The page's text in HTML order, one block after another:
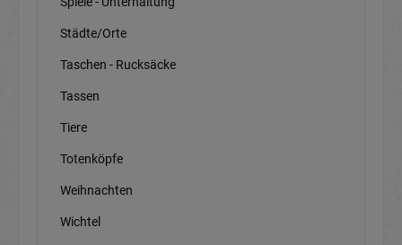
Städte/Orte
Taschen - Rucksäcke
Tassen
Tiere
Totenköpfe
Weihnachten
Wichtel